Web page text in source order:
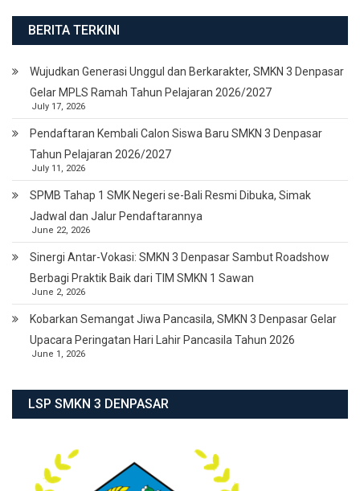
BERITA TERKINI
Wujudkan Generasi Unggul dan Berkarakter, SMKN 3 Denpasar
Gelar MPLS Ramah Tahun Pelajaran 2026/2027
July 17, 2026
Pendaftaran Kembali Calon Siswa Baru SMKN 3 Denpasar
Tahun Pelajaran 2026/2027
July 11, 2026
SPMB Tahap 1 SMK Negeri se-Bali Resmi Dibuka, Simak
Jadwal dan Jalur Pendaftarannya
June 22, 2026
Sinergi Antar-Vokasi: SMKN 3 Denpasar Sambut Roadshow
Berbagi Praktik Baik dari TIM SMKN 1 Sawan
June 2, 2026
Kobarkan Semangat Jiwa Pancasila, SMKN 3 Denpasar Gelar
Upacara Peringatan Hari Lahir Pancasila Tahun 2026
June 1, 2026
LSP SMKN 3 DENPASAR